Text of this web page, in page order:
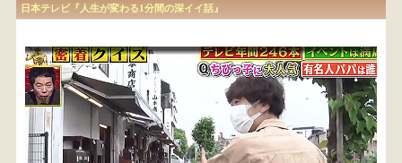
日本テレビ『人生が変わる1分間の深イイ話』